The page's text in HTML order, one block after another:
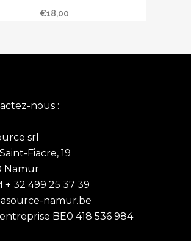
€18,00
nous :
srl
Fiacre, 19
Namur
+ 32 499 25 37 39
namur.be
BE0 418 536 984